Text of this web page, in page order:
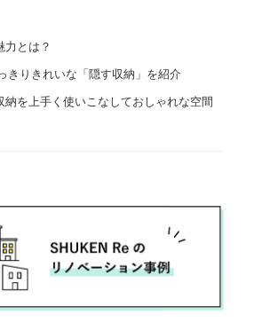
とは？
きりきれいな「隠す収納」​を紹介
を上手く使いこなしておしゃれな空間